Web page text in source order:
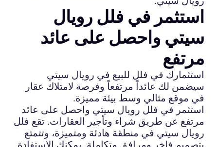
استثمر في فلل رويال
سيتي واحصل على عائد
مرتفع
استثمارك في فلل للبيع في رويال سيتي
سيضمن لك عائداً مرتفعاً وفرصة لامتلاك عقار
في موقع مثالي وسط بيئة مميزة.
استثمر في فلل رويال سيتي واحصل على عائد
مرتفع عن طريق شراء وتأجير العقارات. تقع فلل
رويال سيتي في منطقة هادئة ومتميزة، وتتمتع
بتصميم فاخر ومرافق متكاملة. يمكنك الاستفادة